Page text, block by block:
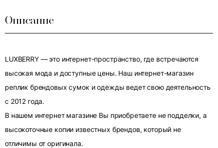
Описание
LUXBERRY — это интернет-пространство, где встречаются
высокая мода и доступные цены. Наш интернет-магазин
реплик брендовых сумок и одежды ведет свою деятельность
с 2012 года.
В нашем интернет магазине Вы приобретаете не подделки, а
высокоточные копии известных брендов, который не
отличимы от оригинала.